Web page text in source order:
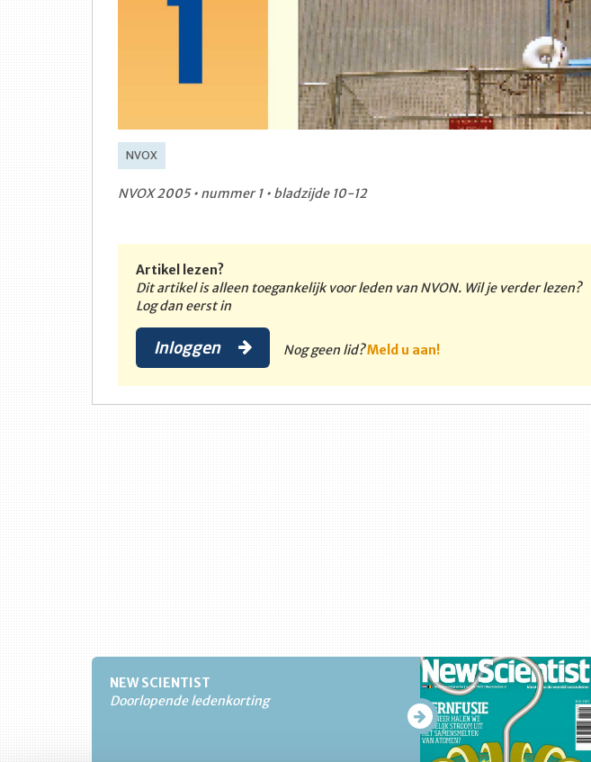
NVOX
NVOX 2005 • nummer 1 • bladzijde 10-12
Artikel lezen?
Dit artikel is alleen toegankelijk voor leden van NVON. Wil je verder lezen?
Log dan eerst in
Inloggen Nog geen lid?Meld u aan!
NEW SCIENTIST
Doorlopende ledenkorting